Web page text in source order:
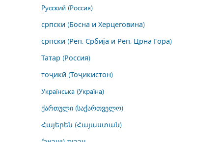
Русский (Россия)
српски (Босна и Херцеговина)
српски (Реп. Србија и Реп. Црна Гора)
Татар (Россия)
тоҷикӣ (Тоҷикистон)
Українська (Україна)
ქართული (საქართველო)
Հայերեն (Հայաստան)